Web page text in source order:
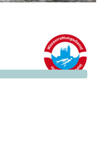
€5,000
still needed